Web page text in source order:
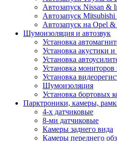
Автозапуск Nissan &
Автозапуск
Автозапуск на Opel
Шумоизоляция и автозвук
Установка
Установка акустики и
Установка
Установка мониторов
Установка
Шумоизоляция
Установка бортовых
Парктроники, камеры,
4-х датчиковые
8-ми датчиковые
Камеры заднего вида
Камеры переднего